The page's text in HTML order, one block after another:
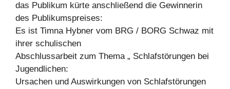
das Publikum kürte anschließend die Gewinnerin
des Publikumspreises:
Es ist Timna Hybner vom BRG / BORG Schwaz mit
ihrer schulischen
Abschlussarbeit zum Thema „ Schlafstörungen bei
Jugendlichen:
Ursachen und Auswirkungen von Schlafstörungen